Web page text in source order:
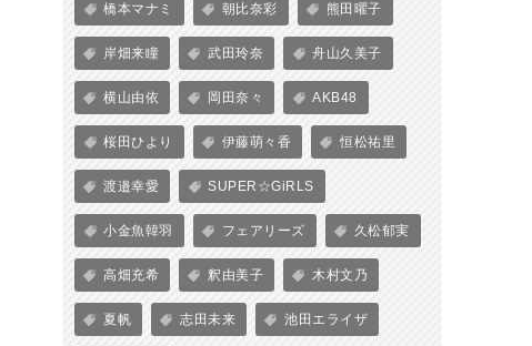
橋本マナミ 朝比奈彩 熊田曜子
岸畑来瞳 武田玲奈 舟山久美子
横山由依 岡田奈々 AKB48
桜田ひより 伊藤萌々香 恒松祐里
渡邉幸愛 SUPER☆GiRLS
小金魚韓羽 フェアリーズ 久松郁実
高畑充希 釈由美子 木村文乃
夏帆 志田未来 池田エライザ